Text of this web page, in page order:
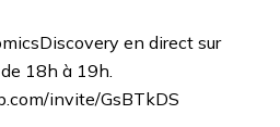
en direct sur
18h à 19h.
invite/GsBTkDS